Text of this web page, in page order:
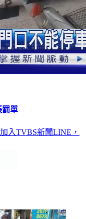
罰單
加入TVBS新聞LINE，